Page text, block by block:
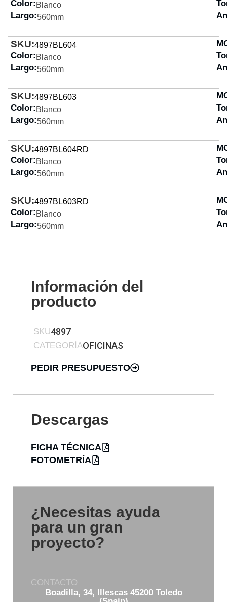
Color: Blanco
Largo:560mm
SKU:4897BL604
Color: Blanco
Largo:560mm
SKU:4897BL603
Color: Blanco
Largo:560mm
SKU:4897BL604RD
Color: Blanco
Largo:560mm
SKU:4897BL603RD
Color: Blanco
Largo:560mm
Información del
producto
SKU4897
CATEGORÍAOFICINAS
PEDIR PRESUPUESTO
Descargas
FICHA TÉCNICA
FOTOMETRÍA
¿Necesitas ayuda
para un gran
proyecto?
CONTACTO
Boadilla, 34, Illescas 45200 Toledo